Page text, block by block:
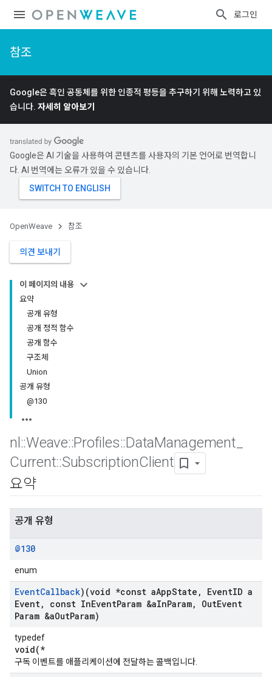
로그인
참조
Google은 흑인 공동체를 위한 인종적 평등을 추구하기 위해 노력하고 있
습니다. 자세히 알아보기
Google은 AI 기술을 사용하여 콘텐츠를 사용자의 기본 언어로 번역합니
다. AI 번역에는 오류가 있을 수 있습니다.
OpenWeave 참조
의견 보내기
이 페이지의 내용
요약
공개 유형
공개 정적 함수
공개 함수
구조체
Union
공개 유형
@130
nl ::Weave::Profiles::DataManagement
Current::SubscriptionClient
요약
공개 유형
@130
enum
EventCallback)(void *const aAppState , EventID a
Event, const InEventParam &aInParam, OutEvent
Param &aOutParam)
typedef
void(*
구독 이벤트를 애플리케이션에 전달하는 콜백입니다.